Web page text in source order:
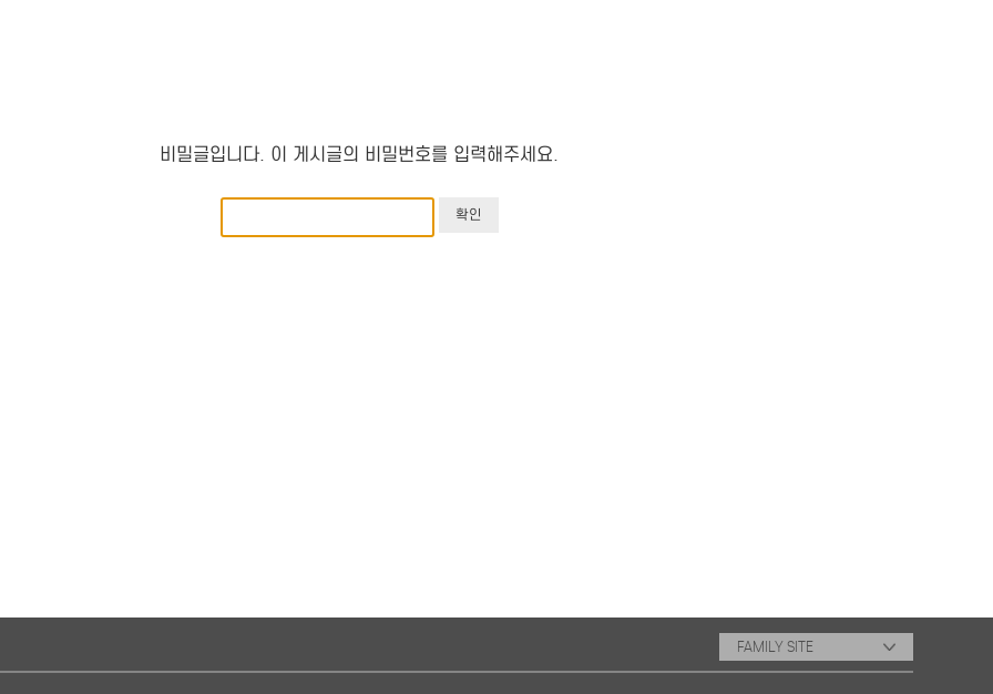
비밀글입니다. 이 게시글의 비밀번호를 입력해주세요.
FAMILY SITE